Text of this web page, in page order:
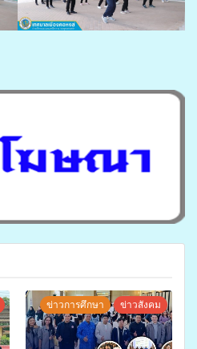
ข่าวการศึกษา ข่าวสังคม